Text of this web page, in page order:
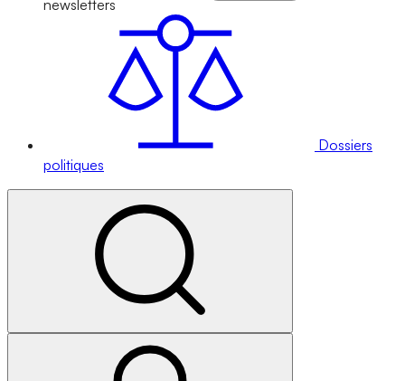
newsletters
Dossiers
politiques